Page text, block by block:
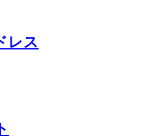
レス